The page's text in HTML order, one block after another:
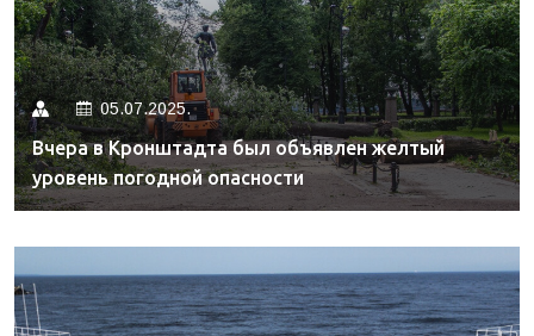
05.07.2025.
Вчера в Кронштадта был объявлен желтый
уровень погодной опасности